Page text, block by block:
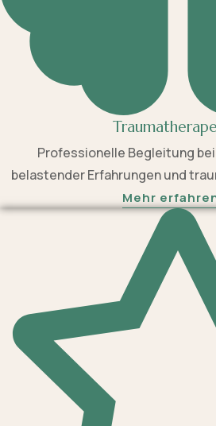
Professionelle Begleitung
belastender Erfahrungen und
Mehr